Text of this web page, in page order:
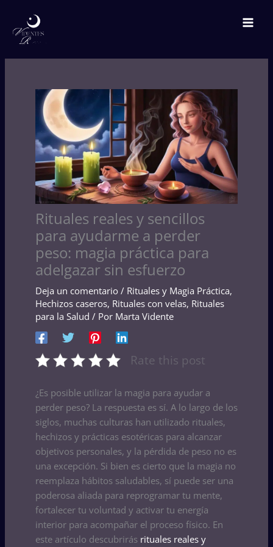
contenido
Rituales reales y sencillos
para ayudarme a perder
peso: magia práctica para
adelgazar sin esfuerzo
Deja un comentario / Rituales y Magia Práctica,
Hechizos caseros, Rituales con velas, Rituales
para la Salud / Por Marta Vidente
Rate this post
¿Es posible utilizar la magia para ayudar a
perder peso? La respuesta es sí. A lo largo de los
siglos, muchas culturas han utilizado rituales,
hechizos y prácticas esotéricas para alcanzar
objetivos personales, y la pérdida de peso no es
una excepción. Si bien es cierto que la magia no
reemplaza hábitos saludables, sí puede ser una
poderosa aliada para reprogramar tu mente,
fortalecer tu voluntad y activar tu energía
interior para acompañar el proceso físico. En
este artículo descubrirás rituales reales y
a
t
e
í
a
s